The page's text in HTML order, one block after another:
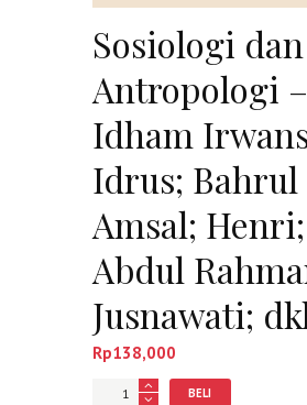
Sosiologi dan
Antropologi –
Idham
Idrus; Bahrul
Amsal; Henri;
Abdul
Jusnawati;
Rp138,000
Jumlah BELI